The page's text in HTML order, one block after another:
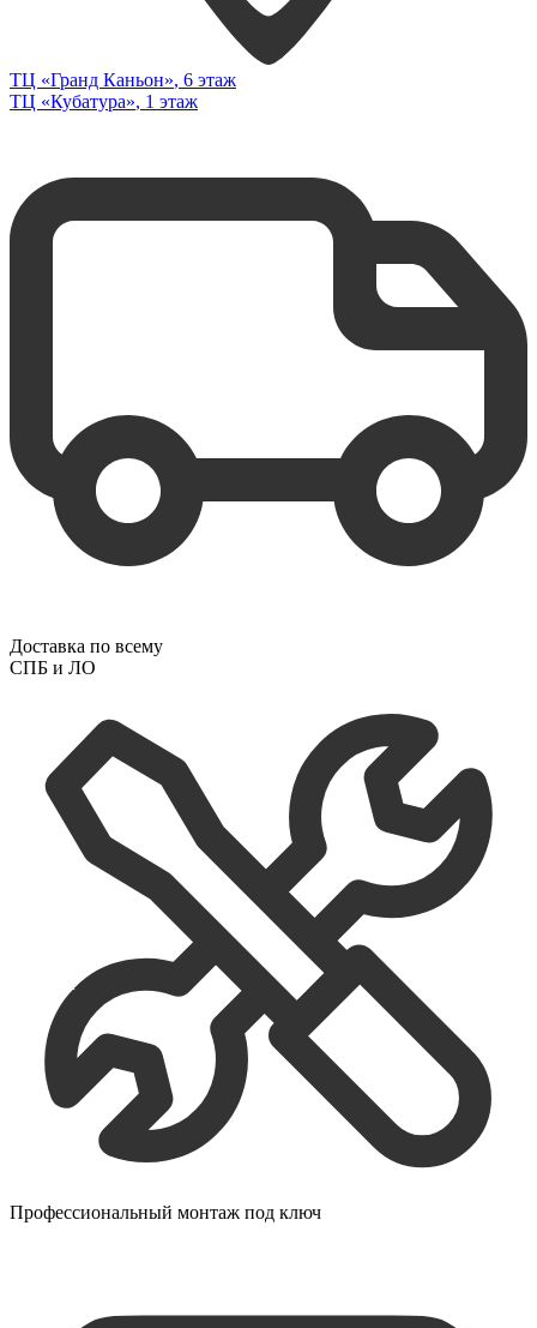
ТЦ «Гранд Каньон», 6 этаж
ТЦ «Кубатура», 1 этаж
Доставка по всему
СПБ и ЛО
Профессиональный монтаж под ключ